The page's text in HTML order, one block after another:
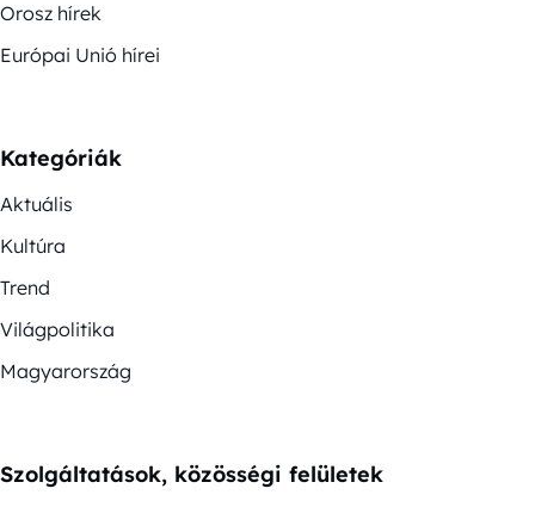
Orosz hírek
Európai Unió hírei
Kategóriák
Aktuális
Kultúra
Trend
Világpolitika
Magyarország
Szolgáltatások, közösségi felületek